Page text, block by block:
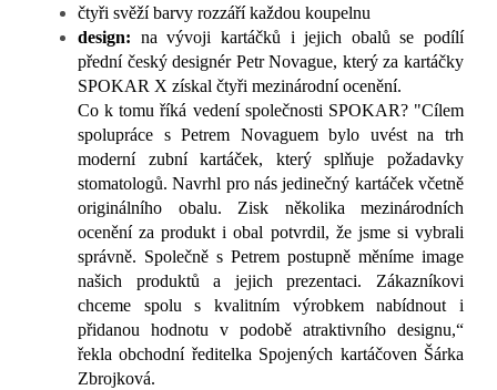
čtyři svěží barvy rozzáří každou koupelnu
design: na vývoji kartáčků i jejich obalů se podílí
přední český designér Petr Novague, který za kartáčky
SPOKAR X získal čtyři mezinárodní ocenění.
Co k tomu říká vedení společnosti SPOKAR? "Cílem
spolupráce s Petrem Novaguem bylo uvést na trh
moderní zubní kartáček, který splňuje požadavky
stomatologů. Navrhl pro nás jedinečný kartáček včetně
originálního obalu. Zisk několika mezinárodních
ocenění za produkt i obal potvrdil, že jsme si vybrali
správně. Společně s Petrem postupně měníme image
našich produktů a jejich prezentaci. Zákazníkovi
chceme spolu s kvalitním výrobkem nabídnout i
přidanou hodnotu v podobě atraktivního designu,“
řekla obchodní ředitelka Spojených kartáčoven Šárka
Zbrojková.